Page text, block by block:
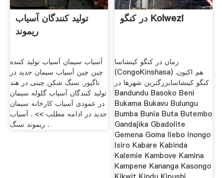
تولید کنندگان آسیاب
ریموند
آسیاب سیمان آسیاب تولید کننده
چین چین آسیاب سیمان جدید در
ناگپور. سنگ شکن چینی در هند
تولید کنندگان آسیاب گلوله سیمان
در عمودی آسیاب کارخانه سیمان
جدید در ادامه مطلب >> . آسیاب
ریموند سنگ .
در کنگو Kolwezi
زمان در کنگو کینشاسا
(CongoKinshasa) هم اکنون.
کنگو کینشاسابزرگترین شهرها در
Bandundu Basoko Beni
Bukama Bukavu Bulungu
Bumba Bunia Buta Butembo
Gandajika Gbadolite
Gemena Goma Ilebo Inongo
Isiro Kabare Kabinda
Kalemie Kambove Kamina
Kampene Kananga Kasongo